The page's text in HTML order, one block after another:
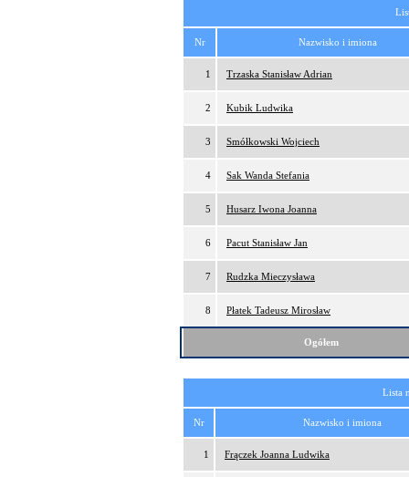
Nr Nazwisko i imiona
1 Trzaska Stanisław Adrian
2 Kubik Ludwika
3 Smółkowski Wojciech
4 Sak Wanda Stefania
5 Husarz Iwona Joanna
6 Pacut Stanisław Jan
7 Rudzka Mieczysława
8 Płatek Tadeusz Mirosław
Ogółem
Lista
Nr Nazwisko i imiona
1 Frączek Joanna Ludwika